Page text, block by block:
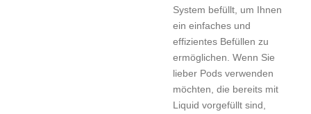
System befüllt, um Ihnen
ein einfaches und
effizientes Befüllen zu
ermöglichen. Wenn Sie
lieber Pods verwenden
möchten, die bereits mit
Liquid vorgefüllt sind,